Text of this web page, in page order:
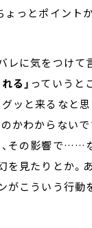
ょっとポイント
レに気をつけて
る」 っていうと
ッと来るなと思
かわからない
、その影響で……
を見たりとか。
がこういう行動